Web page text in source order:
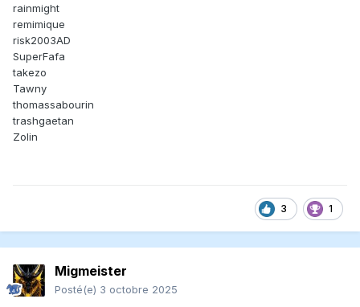
rainmight
remimique
risk2003AD
SuperFafa
takezo
Tawny
thomassabourin
trashgaetan
Zolin
3 1
Migmeister
Posté(e) 3 octobre 2025